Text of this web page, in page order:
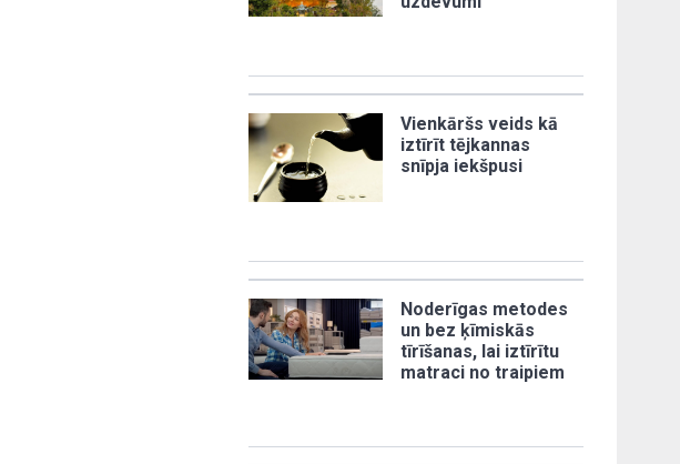
Vienkāršs veids kā
iztīrīt tējkannas
snīpja iekšpusi
Noderīgas metodes
un bez ķīmiskās
tīrīšanas, lai iztīrītu
matraci no traipiem